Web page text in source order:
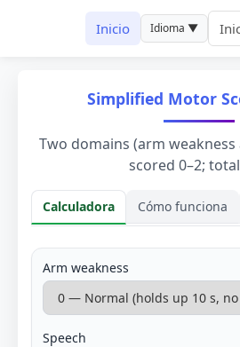
Inicio Idioma ▼
Simplified Motor
Two domains (arm weakness
scored 0–2;
Calculadora Cómo funciona
Calculadora
Arm weakness
Speech